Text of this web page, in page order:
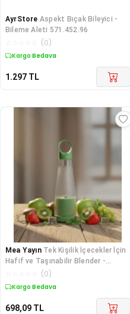
AyrStore Aspekt Bıçak Bileyici -
Bileme Aleti 571.452.96
(0)
Kargo Bedava
1.297 TL
Mea Yayın Tek Kişilik İçecekler İçin
Hafif ve Taşınabilir Blender -
(0)
Kargo Bedava
698,09 TL